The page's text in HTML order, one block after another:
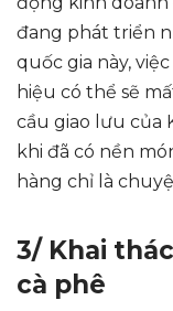
đang phát triển
quốc gia này,
hiệu có thể sẽ
cầu giao lưu của
khi đã có nền
hàng chỉ là
3/ Khai
cà phê